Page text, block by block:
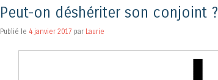
Peut-on déshériter son conjoint ?
Publié le 4 janvier 2017 par Laurie